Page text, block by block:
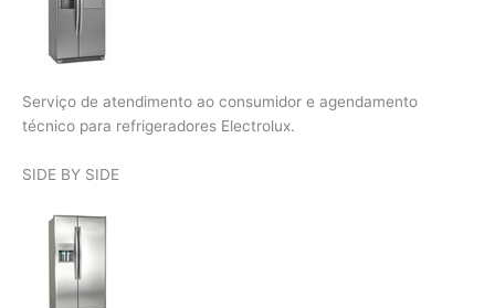
Serviço de atendimento ao consumidor e agendamento
técnico para refrigeradores Electrolux.
SIDE BY SIDE